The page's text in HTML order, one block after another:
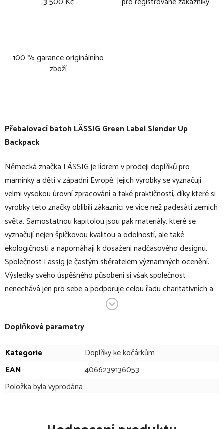
100 % garance originálního
zboží
Přebalovací batoh LÄSSIG Green Label Slender Up
Backpack
Německá značka LÄSSIG je lídrem v prodeji doplňků pro
maminky a děti v západní Evropě. Jejich výrobky se vyznačují
velmi vysokou úrovní zpracování a také praktičností, díky které si
výrobky této značky oblíbili zákazníci ve více než padesáti zemích
světa. Samostatnou kapitolou jsou pak materiály, které se
vyznačují nejen špičkovou kvalitou a odolností, ale také
ekologičností a napomáhají k dosažení nadčasového designu.
Společnost Lässig je častým sběratelem významných ocenění.
Výsledky svého úspěšného působení si však společnost
nenechává jen pro sebe a podporuje celou řadu charitativních a
Green Label Slender Up Backpack LÄSSIG je luxusní batoh v
všechny věci potřebné na cesty s miminkem. Obsahuje vedle
množstí vnějších i vnitřních kapes i voděodolnou přihrádku na
vlhké věci a přebalovací podložku.
Doplňkové parametry
Kategorie
Doplňky ke kočárkům
EAN
4066239136053
Položka byla vyprodána…